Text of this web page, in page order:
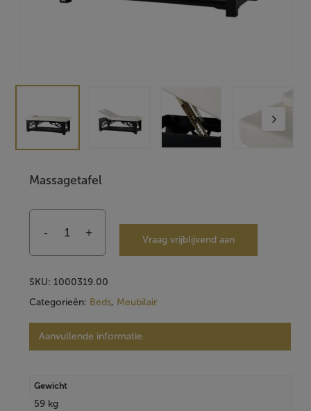
Massagetafel
Vraag vrijblijvend aan
SKU: 1000319.00
Categorieën: Beds, Meubilair
Aanvullende informatie
Gewicht
59 kg